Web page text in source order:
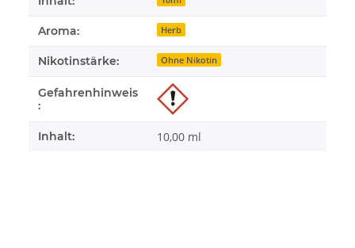
Aroma: Herb
Nikotinstärke: Ohne Nikotin
Gefahrenhinweis
:
Inhalt: 10,00 ml